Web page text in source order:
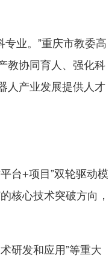
业。”重庆市教委高
教协同育人、强化科
人产业发展提供人才
台+项目”双轮驱动模
核心技术突破方向，
研发和应用”等重大